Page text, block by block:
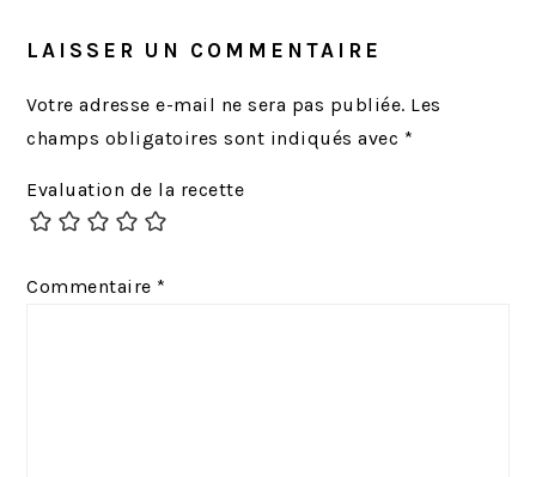
LAISSER UN COMMENTAIRE
Votre adresse e-mail ne sera pas publiée. Les
champs obligatoires sont indiqués avec *
Evaluation de la recette
Commentaire *